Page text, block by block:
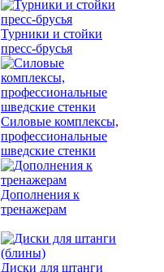
Турники и стойки
пресс-брусья
Силовые комплексы,
профессиональные
шведские стенки
Дополнения к
тренажерам
Диски для штанги